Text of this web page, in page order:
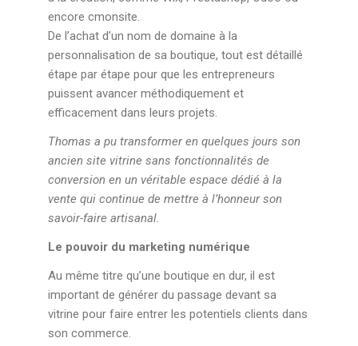
encore cmonsite.
De l’achat d’un nom de domaine à la
personnalisation de sa boutique, tout est détaillé
étape par étape pour que les entrepreneurs
puissent avancer méthodiquement et
efficacement dans leurs projets.
Thomas a pu transformer en quelques jours son
ancien site vitrine sans fonctionnalités de
conversion en un véritable espace dédié à la
vente qui continue de mettre à l’honneur son
savoir-faire artisanal.
Le pouvoir du marketing numérique
Au même titre qu’une boutique en dur, il est
important de générer du passage devant sa
vitrine pour faire entrer les potentiels clients dans
son commerce.